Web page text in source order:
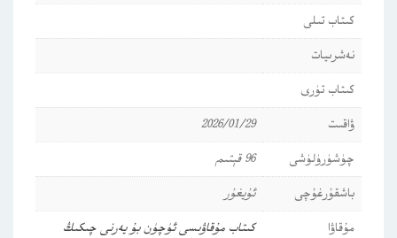
كىتاب تىلى
نەشرىيات
كىتاب تۈرى
ۋاقىت
2026/01/29
چۈشۈرۈلۈشى
96 قېتىم
باشقۇرغۇچى
ئۇيغۇر
مۇقاۋا
كىتاب مۇقاۋىسى ئۈچۈن بۇ يەرنى چىكىڭ